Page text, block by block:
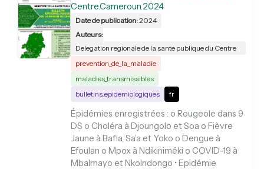
Centre.Cameroun.2024
Date de publication:2024
Auteurs:
Delegation regionale de la sante publique du Centre
prevention_de_la_maladie
maladies_transmissibles
bulletins_epidemiologiques
fr
Épidémies enregistrées : o Rougeole dans 9
DS o Choléra à Djoungolo et Soa o Fièvre
Jaune à Bafia, Sa’a et Yoko o Dengue à
Efoulan o Mpox à Ndikiniméki o COVID-19 à
Mbalmayo et Nkolndongo • Epidémie